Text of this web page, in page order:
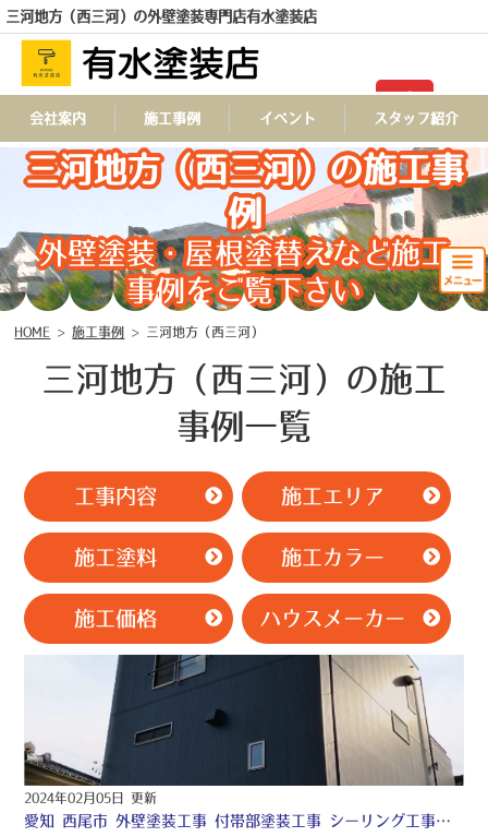
三河地方（西三河）の外壁塗装専門店有水塗装店
TEL
会社案内 施工事例 イベント スタッフ紹介
三河地方（西三河）の施工事
例
外壁塗装・屋根塗替えなど施工
事例をご覧下さい
HOME > 施工事例 > 三河地方（西三河）
三河地方（西三河）の施工
事例一覧
工事内容 施工エリア
施工塗料 施工カラー
施工価格 ハウスメーカー
2024年02月05日 更新
愛知 西尾市 外壁塗装工事 付帯部塗装工事 シーリング工事 防水工事 ♧